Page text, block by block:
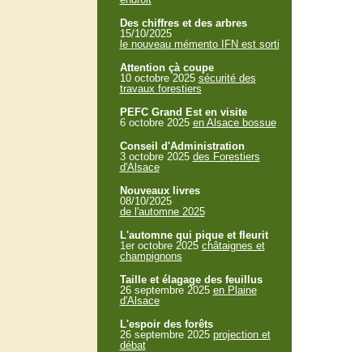
Des chiffres et des arbres
15/10/2025
le nouveau mémento IFN est sorti
Attention çà coupe
10 octobre 2025 sécurité des
travaux forestiers
PEFC Grand Est en visite
6 octobre 2025 en Alsace bossue
Conseil d'Administration
3 octobre 2025 des Forestiers
d'Alsace
Nouveaux livres
08/10/2025
de l'automne 2025
L'automne qui pique et fleurit
1er octobre 2025 châtaignes et
champignons
Taille et élagage des feuillus
26 septembre 2025 en Plaine
d'Alsace
L'espoir des forêts
26 septembre 2025 projection et
débat